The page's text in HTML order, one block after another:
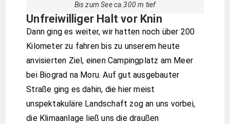
Bis zum See ca.300 m tief
Unfreiwilliger Halt vor Knin
Dann ging es weiter, wir hatten noch über 200
Kilometer zu fahren bis zu unserem heute
anvisierten Ziel, einen Campingplatz am Meer
bei Biograd na Moru. Auf gut ausgebauter
Straße ging es dahin, die hier meist
unspektakuläre Landschaft zog an uns vorbei,
die Klimaanlage ließ uns die draußen